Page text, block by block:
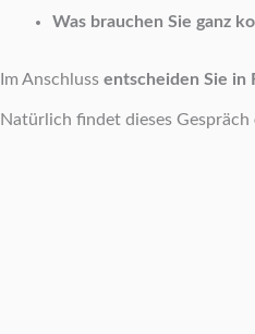
Was brauchen Sie ganz
Im Anschluss entscheiden Sie in
Natürlich findet dieses Gespräch